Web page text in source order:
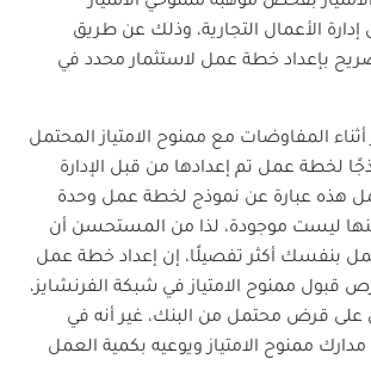
الأعمال التجارية، وذلك عن طريق
بإعداد خطة عمل لاستثمار محدد في
أثناء المفاوضات مع ممنوح الامتياز المحتمل
لخطة عمل تم إعدادها من قبل الإدارة
هذه عبارة عن نموذج لخطة عمل وحدة
ليست موجودة، لذا من المستحسن أن
بنفسك أكثر تفصيلًا، إن إعداد خطة عمل
قبول ممنوح الامتياز في شبكة الفرنشايز،
قرض محتمل من البنك، غير أنه في
ممنوح الامتياز ويوعيه بكمية العمل